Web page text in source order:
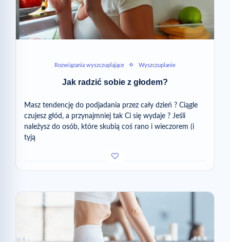
Rozwiązania wyszczuplające Wyszczuplanie
Jak radzić sobie z głodem?
Masz tendencję do podjadania przez cały dzień ? Ciągle
czujesz głód, a przynajmniej tak Ci się wydaje ? Jeśli
należysz do osób, które skubią coś rano i wieczorem (i
tyją